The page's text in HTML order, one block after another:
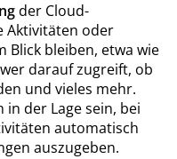
der Cloud-
Aktivitäten oder
Blick bleiben, etwa wie
darauf zugreift, ob
und vieles mehr.
in der Lage sein, bei
automatisch
auszugeben.